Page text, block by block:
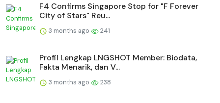
F4 Confirms Singapore Stop for "F Forever
City of Stars" Reu...
3 months ago 241
Profil Lengkap LNGSHOT Member: Biodata,
Fakta Menarik, dan V...
3 months ago 238